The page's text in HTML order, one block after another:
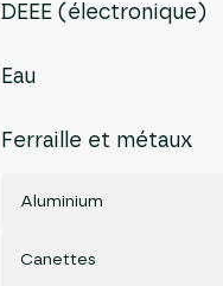
DEEE (électronique)
Eau
Ferraille et métaux
Aluminium
Canettes